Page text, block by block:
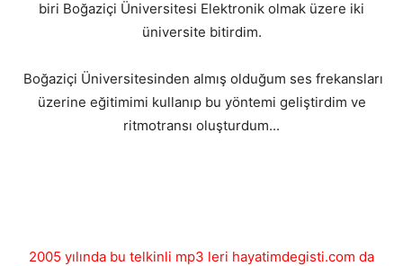
biri Boğaziçi Üniversitesi Elektronik olmak üzere iki
üniversite bitirdim.
Boğaziçi Üniversitesinden almış olduğum ses frekansları
üzerine eğitimimi kullanıp bu yöntemi geliştirdim ve
ritmotransı oluşturdum...
2005 yılında bu telkinli mp3 leri hayatimdegisti.com da